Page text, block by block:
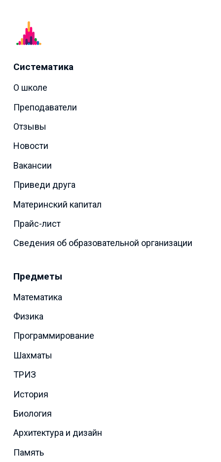
Систематика
О школе
Преподаватели
Отзывы
Новости
Вакансии
Приведи друга
Материнский капитал
Прайс-лист
Сведения об образовательной организации
Предметы
Математика
Физика
Программирование
Шахматы
ТРИЗ
История
Биология
Архитектура и дизайн
Память